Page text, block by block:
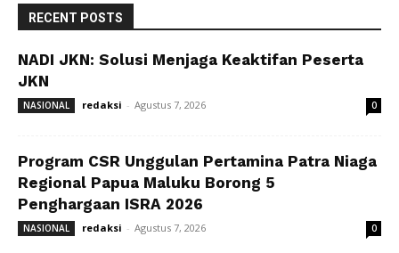
RECENT POSTS
NADI JKN: Solusi Menjaga Keaktifan Peserta
JKN
NASIONAL redaksi - Agustus 7, 2026 0
Program CSR Unggulan Pertamina Patra Niaga
Regional Papua Maluku Borong 5
Penghargaan ISRA 2026
NASIONAL redaksi - Agustus 7, 2026 0